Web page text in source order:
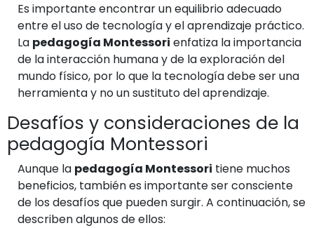
Es importante encontrar un equilibrio adecuado
entre el uso de tecnología y el aprendizaje práctico.
La pedagogía Montessori enfatiza la importancia
de la interacción humana y de la exploración del
mundo físico, por lo que la tecnología debe ser una
herramienta y no un sustituto del aprendizaje.
Desafíos y consideraciones de la
pedagogía Montessori
Aunque la pedagogía Montessori tiene muchos
beneficios, también es importante ser consciente
de los desafíos que pueden surgir. A continuación, se
describen algunos de ellos: